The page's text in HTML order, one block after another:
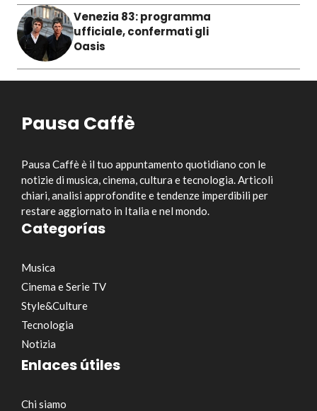
Venezia 83: programma
ufficiale, confermati gli
Oasis
Pausa Caffè
Pausa Caffè è il tuo appuntamento quotidiano con le
notizie di musica, cinema, cultura e tecnologia. Articoli
chiari, analisi approfondite e tendenze imperdibili per
restare aggiornato in Italia e nel mondo.
Categorías
Musica
Cinema e Serie TV
Style&Culture
Tecnologia
Notizia
Enlaces útiles
Chi siamo